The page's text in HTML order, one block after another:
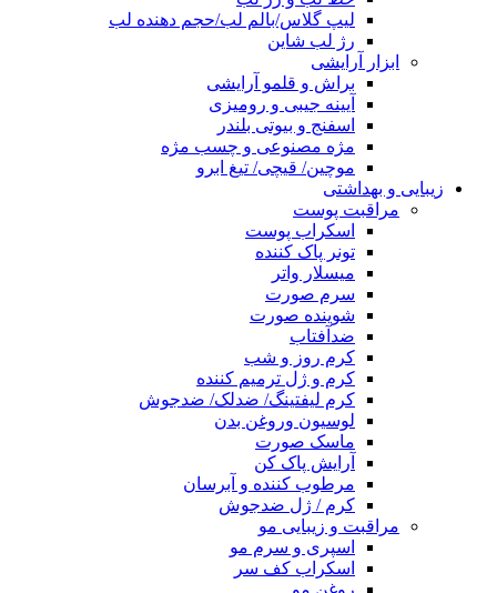
لیپ گلاس/بالم لب/حجم دهنده لب
رژ لب شاین
ابزار آرایشی
براش و قلمو آرایشی
آیینه جیبی و رومیزی
اسفنج و بیوتی بلندر
مژه مصنوعی و چسب مژه
موچین/ قیچی/ تیغ ابرو
زیبایی و بهداشتی
مراقبت پوست
اسکراب پوست
تونر پاک کننده
میسلار واتر
سرم صورت
شوینده صورت
ضدآفتاب
کرم روز و شب
کرم و ژل ترمیم کننده
کرم لیفتینگ/ ضدلک/ ضدجوش
لوسیون وروغن بدن
ماسک صورت
آرایش پاک کن
مرطوب کننده و آبرسان
کرم / ژل ضدجوش
مراقبت و زیبایی مو
اسپری و سرم مو
اسکراب کف سر
روغن مو